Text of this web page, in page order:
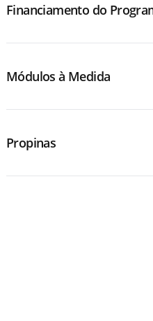
Financiamento do
Módulos à Medida
Propinas